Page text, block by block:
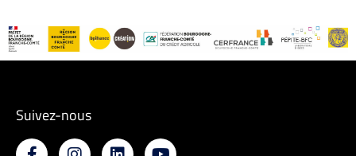
Suivez-nous